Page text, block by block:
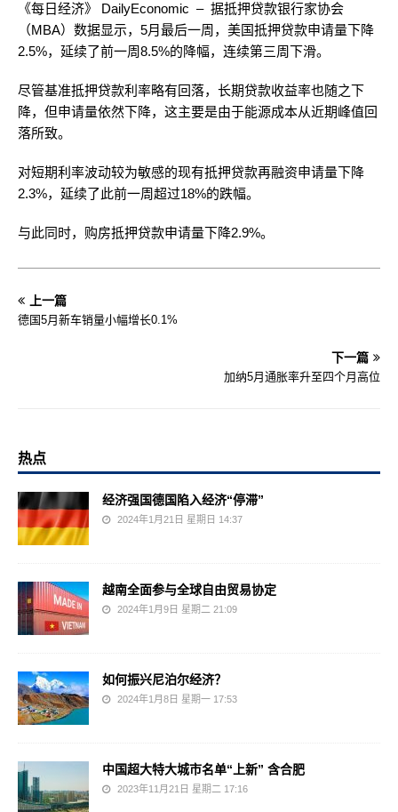
《每日经济》 DailyEconomic – 据抵押贷款银行家协会
（MBA）数据显示，5月最后一周，美国抵押贷款申请量下降
2.5%，延续了前一周8.5%的降幅，连续第三周下滑。
尽管基准抵押贷款利率略有回落，长期贷款收益率也随之下
降，但申请量依然下降，这主要是由于能源成本从近期峰值回
落所致。
对短期利率波动较为敏感的现有抵押贷款再融资申请量下降
2.3%，延续了此前一周超过18%的跌幅。
与此同时，购房抵押贷款申请量下降2.9%。
上一篇
德国5月新车销量小幅增长0.1%
下一篇
加纳5月通胀率升至四个月高位
热点
经济强国德国陷入经济“停滞”
2024年1月21日 星期日 14:37
越南全面参与全球自由贸易协定
2024年1月9日 星期二 21:09
如何振兴尼泊尔经济？
2024年1月8日 星期一 17:53
中国超大特大城市名单“上新” 含合肥
2023年11月21日 星期二 17:16